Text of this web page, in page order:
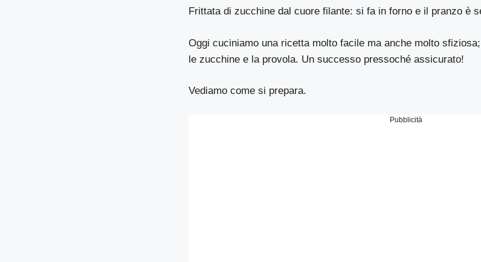
Frittata di zucchine dal cuore filante: si fa in forno e il pranzo è
Oggi cuciniamo una ricetta molto facile ma anche molto
le zucchine e la provola. Un successo pressoché assicurato!
Vediamo come si prepara.
Pubblicità